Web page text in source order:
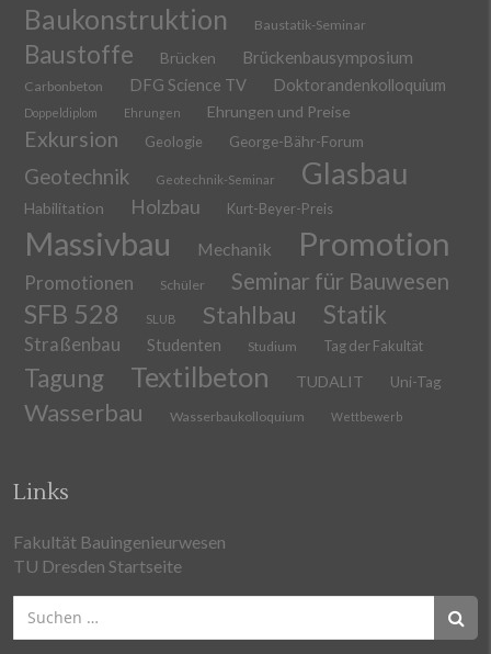
Baukonstruktion Baustatik-Seminar
Baustoffe Brücken Brückenbausymposium
Carbonbeton DFG Science TV Doktorandenkolloquium
Doppeldiplom Ehrungen Ehrungen und Preise
Exkursion Geologie George-Bähr-Forum
Geotechnik Geotechnik-Seminar Glasbau
Habilitation Holzbau Kurt-Beyer-Preis
Massivbau Mechanik Promotion
Promotionen Schüler Seminar für Bauwesen
SFB 528 SLUB Stahlbau Statik
Straßenbau Studenten Studium Tag der Fakultät
Tagung Textilbeton TUDALIT Uni-Tag
Wasserbau Wasserbaukolloquium Wettbewerb
Links
Fakultät Bauingenieurwesen
TU Dresden Startseite
Suchen
nach: